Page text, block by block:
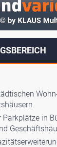
Parkplätze in